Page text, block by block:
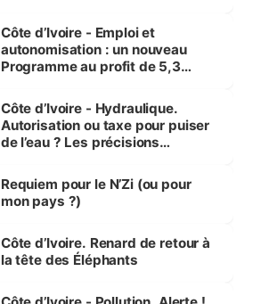
et Yamoussoukro
Côte d’Ivoire - Emploi et
autonomisation : un nouveau
Programme au profit de 5,3
Côte d’Ivoire - Hydraulique.
Autorisation ou taxe pour puiser
de l’eau ? Les précisions
Requiem pour le N’Zi (ou pour
mon pays ?)
Côte d’Ivoire. Renard de retour à
la tête des Éléphants